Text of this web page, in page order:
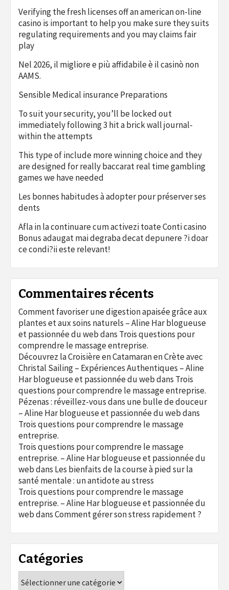
Verifying the fresh licenses off an american on-line
casino is important to help you make sure they suits
regulating requirements and you may claims fair
play
Nel 2026, il migliore e più affidabile è il casinò non
AAMS.
Sensible Medical insurance Preparations
To suit your security, you’ll be locked out
immediately following 3 hit a brick wall journal-
within the attempts
This type of include more winning choice and they
are designed for really baccarat real time gambling
games we have needed
Les bonnes habitudes à adopter pour préserver ses
dents
Afla in la continuare cum activezi toate Conti casino
Bonus adaugat mai degraba decat depunere ?i doar
ce condi?ii este relevant!
Commentaires récents
Comment favoriser une digestion apaisée grâce aux
plantes et aux soins naturels – Aline Har blogueuse
et passionnée du webdans Trois questions pour
comprendre le massage entreprise.
Découvrez la Croisière en Catamaran en Crète avec
Christal Sailing – Expériences Authentiques – Aline
Har blogueuse et passionnée du webdans Trois
questions pour comprendre le massage entreprise.
Pézenas : réveillez-vous dans une bulle de douceur
– Aline Har blogueuse et passionnée du webdans
Trois questions pour comprendre le massage
entreprise.
Trois questions pour comprendre le massage
entreprise. – Aline Har blogueuse et passionnée du
webdans Les bienfaits de la course à pied sur la
santé mentale : un antidote au stress
Trois questions pour comprendre le massage
entreprise. – Aline Har blogueuse et passionnée du
webdansComment gérer son stress rapidement ?
Catégories